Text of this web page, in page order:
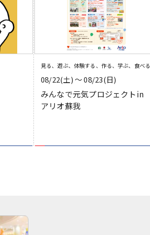
見る、遊ぶ、体験する、作る、学ぶ、食べる
08/22(土) 〜 08/23(日)
みんなで元気プロジェクトin
アリオ蘇我